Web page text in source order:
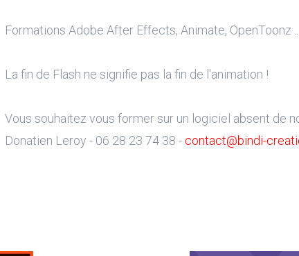
Formations Adobe After Effects, Animate, OpenToonz ...
La fin de Flash ne signifie pas la fin de l'animation !
Vous souhaitez vous former sur un logiciel absent de
Donatien Leroy - 06 28 23 74 38 - contact@bindi-